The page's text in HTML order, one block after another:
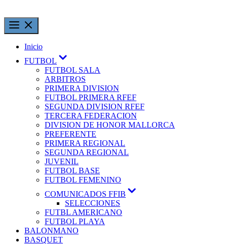
Inicio
FUTBOL
FUTBOL SALA
ARBITROS
PRIMERA DIVISION
FUTBOL PRIMERA RFEF
SEGUNDA DIVISION RFEF
TERCERA FEDERACION
DIVISION DE HONOR MALLORCA
PREFERENTE
PRIMERA REGIONAL
SEGUNDA REGIONAL
JUVENIL
FUTBOL BASE
FUTBOL FEMENINO
COMUNICADOS FFIB
SELECCIONES
FUTBL AMERICANO
FUTBOL PLAYA
BALONMANO
BASQUET